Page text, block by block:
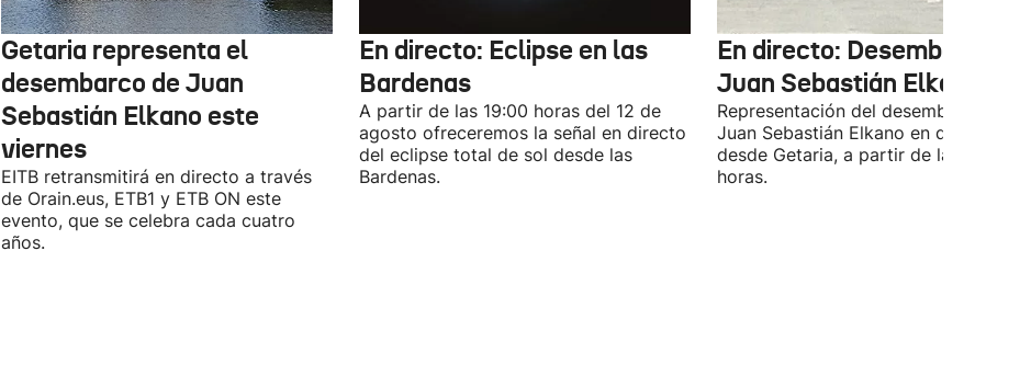
Getaria representa el
desembarco de Juan
Sebastián Elkano este
viernes
EITB retransmitirá en directo a través
de Orain.eus, ETB1 y ETB ON este
evento, que se celebra cada cuatro
años.
En directo: Eclipse en las
Bardenas
A partir de las 19:00 horas del 12 de
agosto ofreceremos la señal en directo
del eclipse total de sol desde las
Bardenas.
En directo: Desembarco de
Juan Sebastián Elkano
Representación del desembarco de
Juan Sebastián Elkano en directo
desde Getaria, a partir de las 16:45
horas.